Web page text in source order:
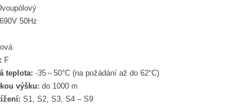
50Hz
F
teplota: -35～50°C (na požádání až do 62°C)
výšku: do 1000 m
S1, S2, S3, S4 – S9